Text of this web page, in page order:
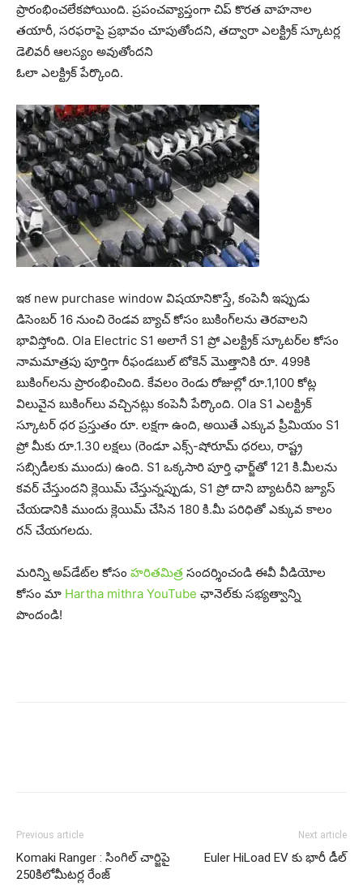
ప్రారంభించలేకపోయింది. ప్రపంచవ్యాప్తంగా చిప్ కొరత వాహనాల
తయారీ, సరఫరాపై ప్ర‌భావం చూపుతోంద‌ని, త‌ద్వారా ఎలక్ట్రిక్ స్కూటర్ల
డెలివరీ ఆలస్యం అవుతోంద‌ని
ఓలా ఎలక్ట్రిక్ పేర్కొంది.
ఇక new purchase window విషయానికొస్తే, కంపెనీ ఇప్పుడు
డిసెంబర్ 16 నుంచి రెండవ బ్యాచ్ కోసం బుకింగ్‌లను తెరవాలని
భావిస్తోంది. Ola Electric S1 అలాగే S1 ప్రో ఎలక్ట్రిక్ స్కూటర్‌ల కోసం
నామమాత్రపు పూర్తిగా రీఫండబుల్ టోకెన్ మొత్తానికి రూ. 499కి
బుకింగ్‌లను ప్రారంభించింది. కేవలం రెండు రోజుల్లో రూ.1,100 కోట్ల
విలువైన బుకింగ్‌లు వచ్చినట్లు కంపెనీ పేర్కొంది. Ola S1 ఎలక్ట్రిక్
స్కూటర్ ధర ప్రస్తుతం రూ. లక్షగా ఉంది, అయితే ఎక్కువ ప్రీమియం S1
ప్రో మీకు రూ.1.30 లక్షలు (రెండూ ఎక్స్-షోరూమ్ ధరలు, రాష్ట్ర
సబ్సిడీలకు ముందు) ఉంది. S1 ఒక్కసారి పూర్తి ఛార్జ్‌తో 121 కి.మీలను
కవర్ చేస్తుందని క్లెయిమ్ చేస్తున్నప్పుడు, S1 ప్రో దాని బ్యాటరీని జ్యూస్
చేయడానికి ముందు క్లెయిమ్ చేసిన 180 కి.మీ పరిధితో ఎక్కువ కాలం
రన్ చేయగలదు.
మరిన్ని అప్‌డేట్‌ల కోసం హ‌రిత‌మిత్ర సంద‌ర్శించండి ఈవీ వీడియోల
కోసం మా Hartha mithra YouTube ఛానెల్‌కు సభ్యత్వాన్ని
పొందండి!
Previous article
Komaki Ranger : సింగిల్ చార్జిపై
250కిలోమీట‌ర్ల‌ రేంజ్‌
Next article
Euler HiLoad EV కు భారీ డీల్‌